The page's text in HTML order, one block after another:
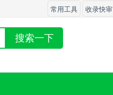
常用工具 收录快审
搜索一下